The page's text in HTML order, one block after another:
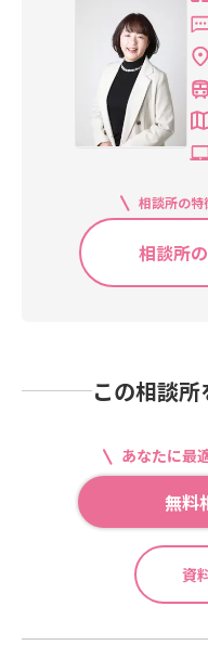
相談所の特
相談所
この相談所
あなたに最
無料
資